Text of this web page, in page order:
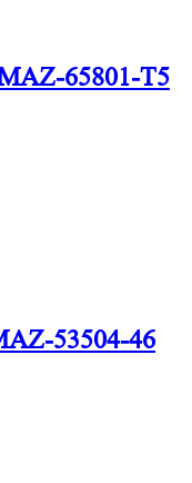
65801-Т5
53504-46